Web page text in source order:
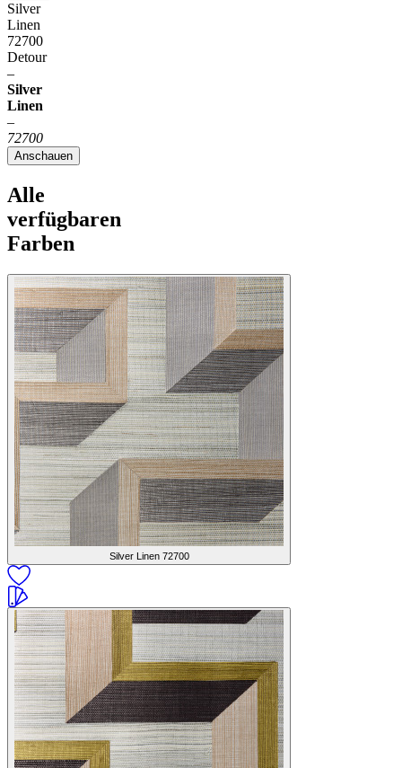
Silver
Linen
72700
Detour
–
Silver
Linen
–
72700
Anschauen
Alle
verfügbaren
Farben
Silver Linen 72700